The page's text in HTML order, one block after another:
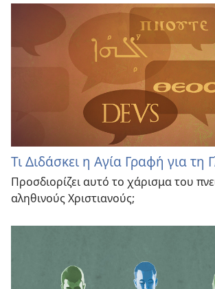
Τι Διδάσκει η Αγία Γραφή για τη
Προσδιορίζει αυτό το χάρισμα του
αληθινούς Χριστιανούς;